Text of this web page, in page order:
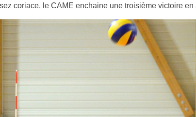
coriace, le CAME enchaine une troisième victoire